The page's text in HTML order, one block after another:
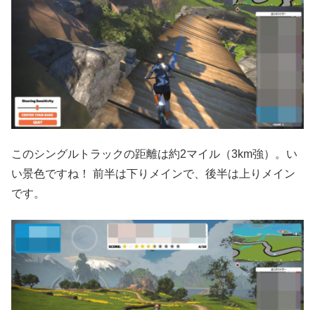
このシングルトラックの距離は約2マイル（3km強）。い
い景色ですね！ 前半は下りメインで、後半は上りメイン
です。